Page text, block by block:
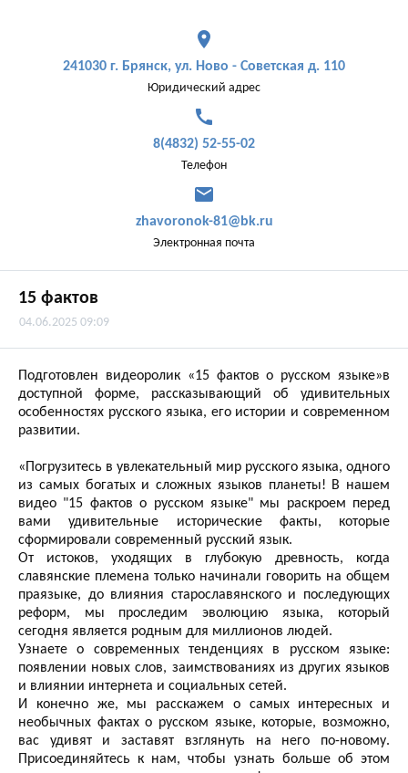
place
241030 г. Брянск, ул. Ново - Советская д. 110
Юридический адрес
call
8(4832) 52-55-02
Телефон
mail
zhavoronok-81@bk.ru
Электронная почта
15 фактов
04.06.2025 09:09
Подготовлен видеоролик «15 фактов о русском языке»в
доступной форме, рассказывающий об удивительных
особенностях русского языка, его истории и современном
развитии.
«Погрузитесь в увлекательный мир русского языка, одного
из самых богатых и сложных языков планеты! В нашем
видео "15 фактов о русском языке" мы раскроем перед
вами удивительные исторические факты, которые
сформировали современный русский язык.
От истоков, уходящих в глубокую древность, когда
славянские племена только начинали говорить на общем
праязыке, до влияния старославянского и последующих
реформ, мы проследим эволюцию языка, который
сегодня является родным для миллионов людей.
Узнаете о современных тенденциях в русском языке:
появлении новых слов, заимствованиях из других языков
и влиянии интернета и социальных сетей.
И конечно же, мы расскажем о самых интересных и
необычных фактах о русском языке, которые, возможно,
вас удивят и заставят взглянуть на него по-новому.
Присоединяйтесь к нам, чтобы узнать больше об этом